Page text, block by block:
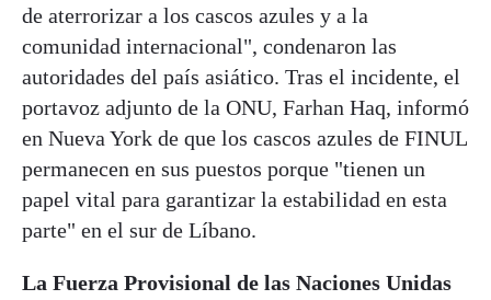
de aterrorizar a los cascos azules y a la
comunidad internacional", condenaron las
autoridades del país asiático. Tras el incidente, el
portavoz adjunto de la ONU, Farhan Haq, informó
en Nueva York de que los cascos azules de FINUL
permanecen en sus puestos porque "tienen un
papel vital para garantizar la estabilidad en esta
parte" en el sur de Líbano.
La Fuerza Provisional de las Naciones Unidas